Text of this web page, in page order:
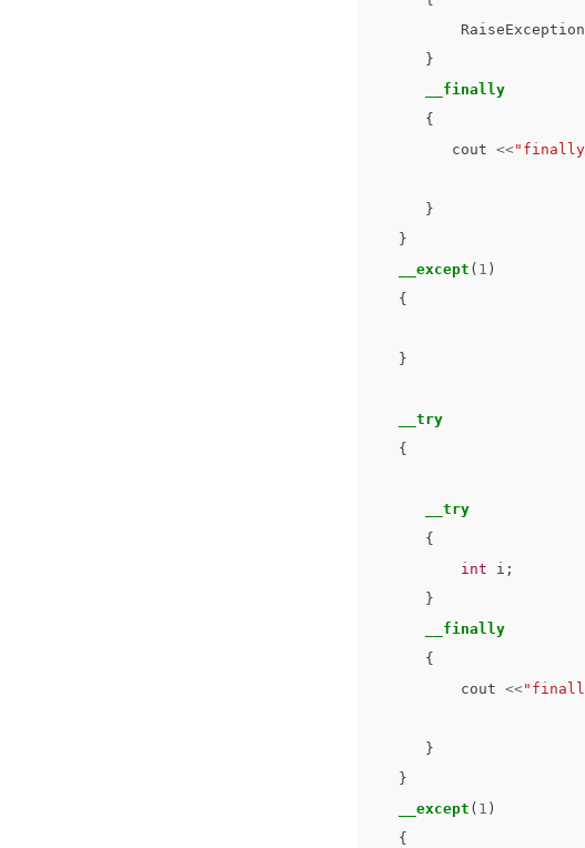
RaiseException
}
__finally
{
cout <<"finally
}
}
__except ( 1 )
{
}
__try
{
__try
{
int
i ;
}
__finally
{
cout <<
}
}
__except ( 1 )
{